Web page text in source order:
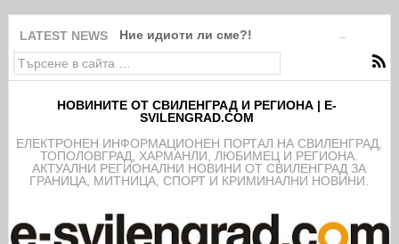
LATEST NEWS Ние идиоти ли сме?!
НОВИНИТЕ ОТ СВИЛЕНГРАД И РЕГИОНА | E-
SVILENGRAD.COM
EЛЕКТРОНЕН ИНФОРМАЦИОНЕН ПОРТАЛ НА СВИЛЕНГРАД,
ТОПОЛОВГРАД, ХАРМАНЛИ, ЛЮБИМЕЦ И РЕГИОНА.
АКТУАЛНИ РЕГИОНАЛНИ НОВИНИ ОТ СВИЛЕНГРАД ЗА
ГРАНИЦА, МИТНИЦА, СПОРТ И КРИМИНАЛНИ НОВИНИ.